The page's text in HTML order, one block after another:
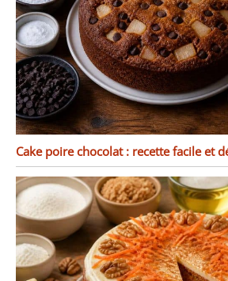
Cake poire chocolat : recette facile et